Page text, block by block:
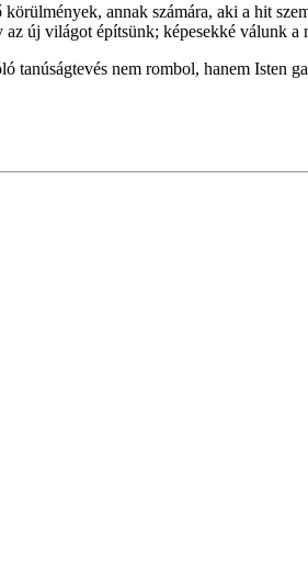
annak számára, aki a hit
új világot építsünk; képesekké válunk
nem rombol, hanem Isten